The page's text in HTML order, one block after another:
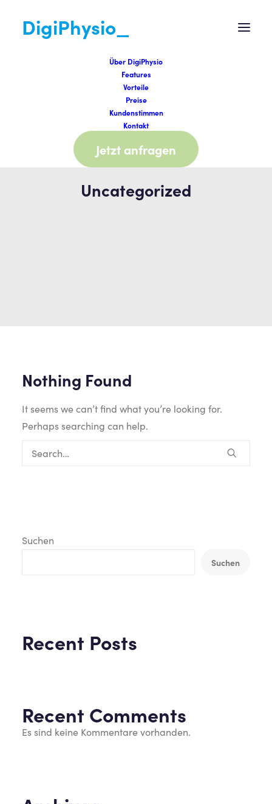
DigiPhysio_
Über DigiPhysio
Features
Vorteile
Preise
Kundenstimmen
Kontakt
Jetzt anfragen
Uncategorized
Nothing Found
It seems we can’t find what you’re looking for.
Perhaps searching can help.
Suchen
Suchen
Recent Posts
Recent Comments
Es sind keine Kommentare vorhanden.